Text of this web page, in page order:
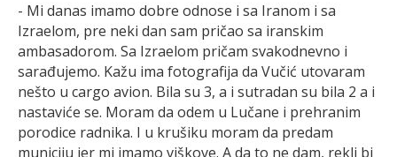
- Mi danas imamo dobre odnose i sa Iranom i sa
Izraelom, pre neki dan sam pričao sa iranskim
ambasadorom. Sa Izraelom pričam svakodnevno i
sarađujemo. Kažu ima fotografija da Vučić utovaram
nešto u cargo avion. Bila su 3, a i sutradan su bila 2 a i
nastaviće se. Moram da odem u Lučane i prehranim
porodice radnika. I u krušiku moram da predam
municiju jer mi imamo viškove. A da to ne dam, rekli bi